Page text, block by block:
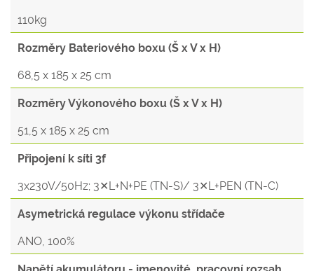
110kg
Rozměry Bateriového boxu (Š x V x H)
68,5 x 185 x 25 cm
Rozměry Výkonového boxu (Š x V x H)
51,5 x 185 x 25 cm
Připojení k síti 3f
3x230V/50Hz; 3✕L+N+PE (TN-S)/ 3✕L+PEN (TN-C)
Asymetrická regulace výkonu střídače
ANO, 100%